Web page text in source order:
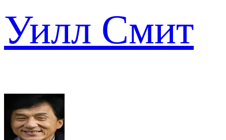
Уилл Смит